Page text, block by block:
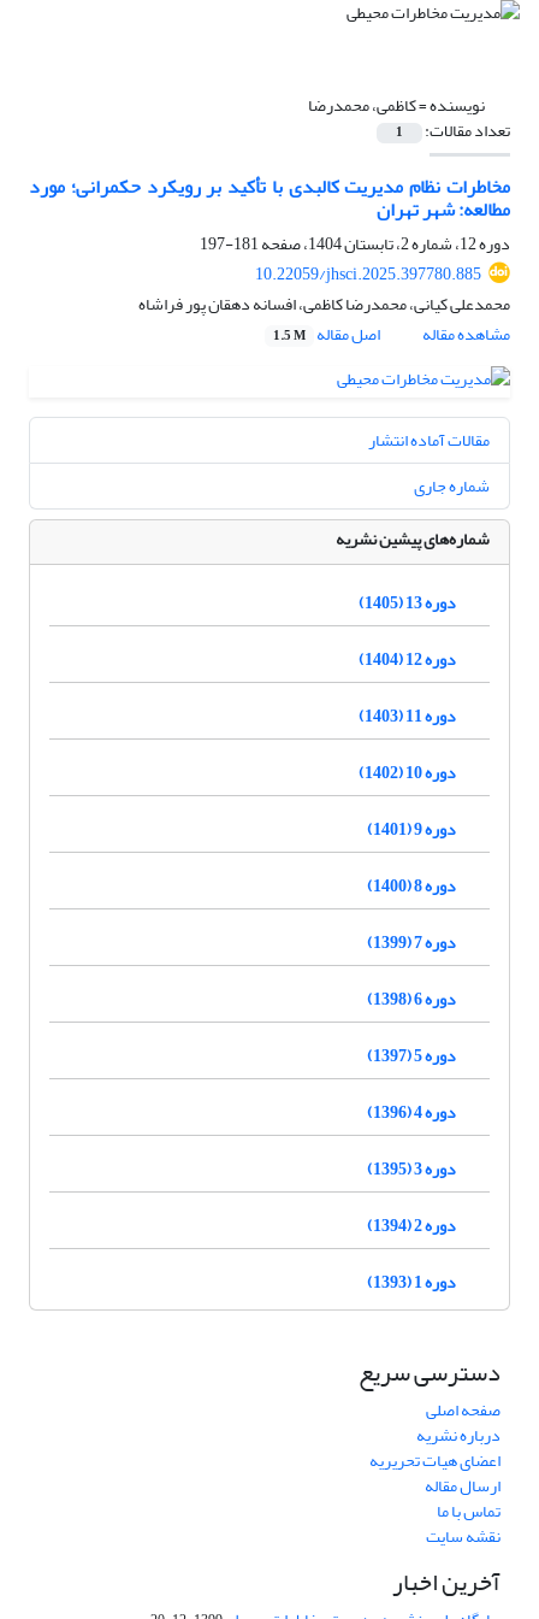
نویسنده =کاظمی، محمدرضا
تعداد مقالات: 1
مخاطرات نظام مدیریت کالبدی با تأکید بر رویکرد حکمرانی؛ مورد
مطالعه: شهر تهران
دوره 12، شماره 2، تابستان 1404، صفحه
181-197
10.22059/jhsci.2025.397780.885
محمدعلی کیانی، محمدرضا کاظمی، افسانه دهقان پور فراشاه
مشاهده مقاله
اصل مقاله 1.5 M
مقالات آماده انتشار
شماره جاری
شماره‌های پیشین نشریه
دوره 13 (1405)
دوره 12 (1404)
دوره 11 (1403)
دوره 10 (1402)
دوره 9 (1401)
دوره 8 (1400)
دوره 7 (1399)
دوره 6 (1398)
دوره 5 (1397)
دوره 4 (1396)
دوره 3 (1395)
دوره 2 (1394)
دوره 1 (1393)
دسترسی سریع
صفحه اصلی
درباره نشریه
اعضای هیات تحریریه
ارسال مقاله
تماس با ما
نقشه سایت
آخرین اخبار